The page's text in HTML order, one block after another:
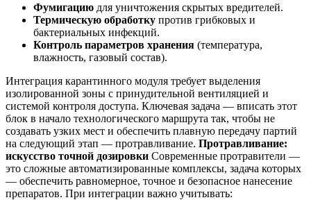
Фумигацию для уничтожения скрытых вредителей.
Термическую обработку против грибковых и
бактериальных инфекций.
Контроль параметров хранения (температура,
влажность, газовый состав).
Интеграция карантинного модуля требует выделения
изолированной зоны с принудительной вентиляцией и
системой контроля доступа. Ключевая задача — вписать этот
блок в начало технологического маршрута так, чтобы не
создавать узких мест и обеспечить плавную передачу партий
на следующий этап — протравливание. Протравливание:
искусство точной дозировки Современные протравители —
это сложные автоматизированные комплексы, задача которых
— обеспечить равномерное, точное и безопасное нанесение
препаратов. При интеграции важно учитывать: